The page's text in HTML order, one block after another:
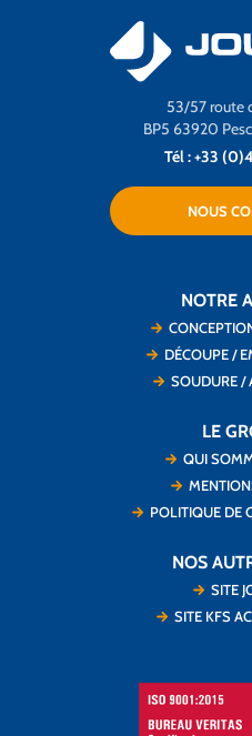
53/57 route
BP5 63920
Tél : +33
NOUS
NOTRE
DÉCOUPE /
SOUDURE /
LE
QUI
POLITIQUE DE
NOS
SITE
SITE KFS